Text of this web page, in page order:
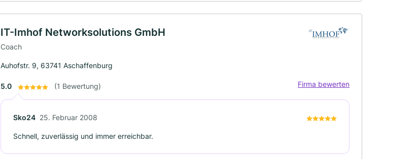
IT-Imhof Networksolutions GmbH
Coach
Auhofstr. 9, 63741 Aschaffenburg
5.0 (1 Bewertung) Firma bewerten
Sko24 25. Februar 2008
Schnell, zuverlässig und immer erreichbar.